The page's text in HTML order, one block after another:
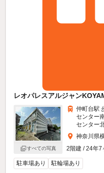
レオパレスアルジャン
すべての写真
仲町台駅
センター
センター
神奈川県
2階建 / 24年7
駐車場あり 駐輪場あり